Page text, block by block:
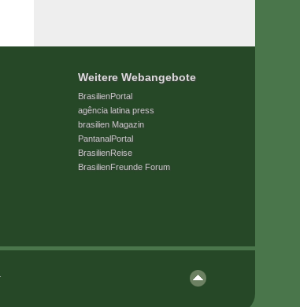
Weitere Webangebote
BrasilienPortal
agência latina press
brasilien Magazin
PantanalPortal
BrasilienReise
BrasilienFreunde Forum